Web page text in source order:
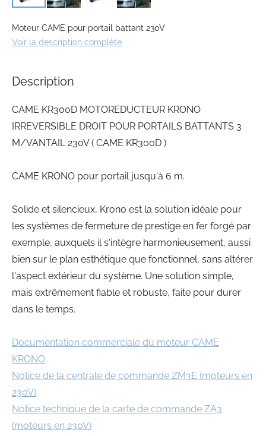
to
the
images
Moteur CAME pour portail battant 230V
Voir la description complète
Description
CAME KR300D MOTOREDUCTEUR KRONO
IRREVERSIBLE DROIT POUR PORTAILS BATTANTS 3
M/VANTAIL 230V ( CAME KR300D )
CAME KRONO pour portail jusqu'à 6 m.
Solide et silencieux, Krono est la solution idéale pour
les systèmes de fermeture de prestige en fer forgé par
exemple, auxquels il s'intègre harmonieusement, aussi
bien sur le plan esthétique que fonctionnel, sans altérer
l'aspect extérieur du système. Une solution simple,
mais extrêmement fiable et robuste, faite pour durer
dans le temps.
Documentation commerciale du moteur CAME
KRONO
Notice de la centrale de commande ZM3E (moteurs en
230V)
Notice technique de la carte de commande ZA3
(moteurs en 230V)